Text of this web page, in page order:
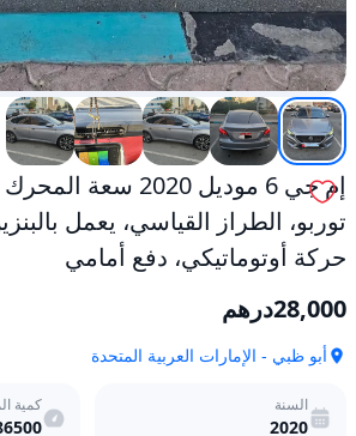
توربو، الطراز القياسي، يعمل
حركة أوتوماتيكي، دفع أمامي
28,000درهم
أبو ظبي - الإمارات العربية المتحدة
السنة
2020
كمية